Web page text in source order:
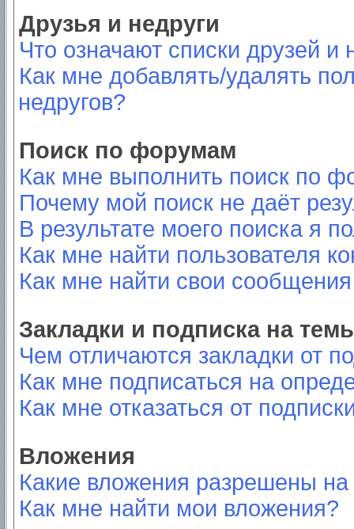
Друзья и недруги
Что означают списки друзей и
Как мне добавлять/удалять
недругов?
Поиск по форумам
Как мне выполнить поиск по
Почему мой поиск не даёт
В результате моего поиска я
Как мне найти пользователя
Как мне найти свои
Закладки и подписка на
Чем отличаются закладки от
Как мне подписаться на
Как мне отказаться от
Вложения
Какие вложения разрешены
Как мне найти мои вложения?